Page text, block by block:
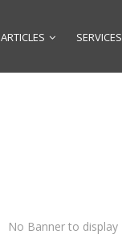
ARTICLES SERVICES
No Banner to display